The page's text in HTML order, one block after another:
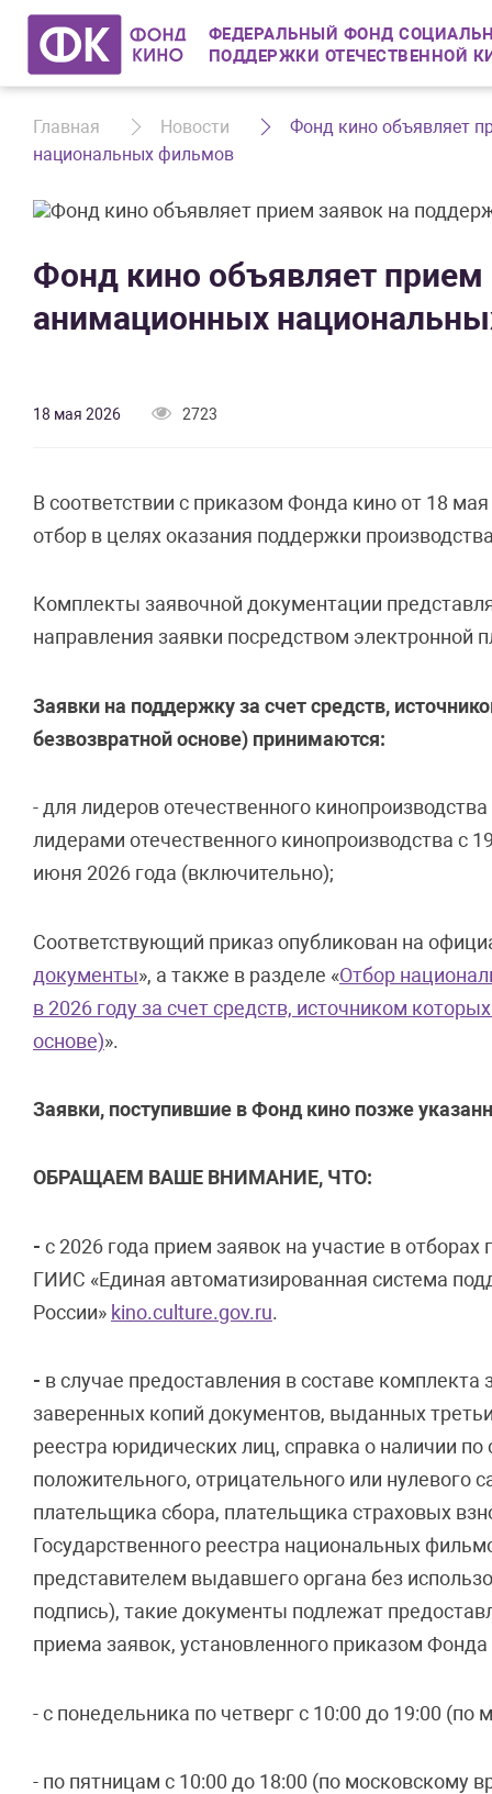
ФЕДЕРАЛЬНЫЙ ФОНД
ПОДДЕРЖКИ ОТЕЧЕСТВЕННОЙ
Главная Новости
Фонд кино объявляет
национальных фильмов
Фонд кино объявляет
анимационных
18 мая 2026 2723
В соответствии с приказом Фонда кино от 18
отбор в целях оказания поддержки
Комплекты заявочной документации
направления заявки посредством электронной
Заявки на поддержку за счет средств,
безвозвратной основе) принимаются:
- для лидеров отечественного
лидерами отечественного кинопроизводства с
июня 2026 года (включительно);
Соответствующий приказ опубликован на
документы», а также в разделе «Отбор
в 2026 году за счет средств, источником
основе)».
Заявки, поступившие в Фонд кино позже
ОБРАЩАЕМ ВАШЕ ВНИМАНИЕ, ЧТО:
- с 2026 года прием заявок на участие в
ГИИС «Единая автоматизированная система
России» kino.culture.gov.ru.
- в случае предоставления в составе
заверенных копий документов, выданных
реестра юридических лиц, справка о наличии
положительного, отрицательного или нулевого
плательщика сбора, плательщика страховых
Государственного реестра национальных
представителем выдавшего органа без
подпись), такие документы подлежат
приема заявок, установленного приказом
- с понедельника по четверг с 10:00 до 19:00 (по
- по пятницам с 10:00 до 18:00 (по московскому